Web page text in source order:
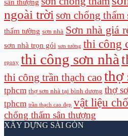
sân thượng
ngoài trời sơn chống thấm
thấm tường sơn nhà Sơn nhà giá
sơn nhà trọn gói sơn tường thi công
epoxy thi công sơn nhà
thi công trần thạch cao thợ
tphcm thợ sơn nhà tại bình dương thợ
tphcm trần thạch cao đẹp vật liệu
chống thấm sân thượng
XÂY DỰNG SÀI GÒN